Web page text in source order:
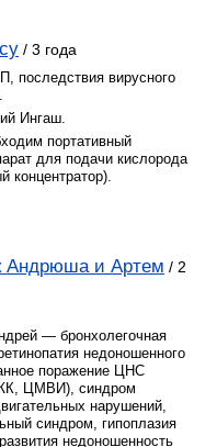
/ 3 года
последствия вирусного
Ингаш.
портативный
для подачи кислорода
концентратор).
Андрюша и Артем / 2
— бронхолегочная
недоношенного
поражение ЦНС
ЦМВИ), синдром
нарушений,
синдром, гипоплазия
недоношенность